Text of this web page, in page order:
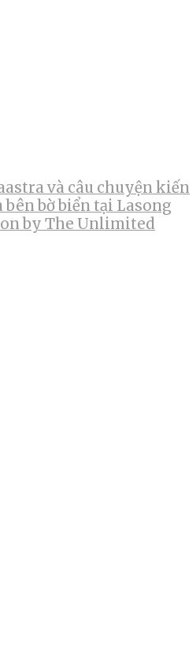
và câu chuyện kiến
bờ biển tại Lasong
by The Unlimited